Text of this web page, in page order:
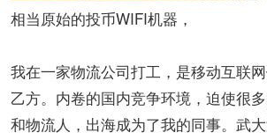
相当原始的投币WIFI机器，
我在一家物流公司打工，是移动互联
乙方。内卷的国内竞争环境，迫使很
和物流人，出海成为了我的同事。武